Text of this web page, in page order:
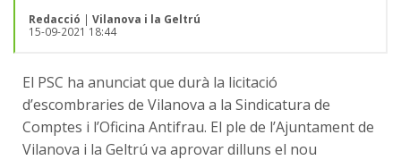
Redacció | Vilanova i la Geltrú
15-09-2021 18:44
El PSC ha anunciat que durà la licitació
d’escombraries de Vilanova a la Sindicatura de
Comptes i l’Oficina Antifrau. El ple de l’Ajuntament de
Vilanova i la Geltrú va aprovar dilluns el nou